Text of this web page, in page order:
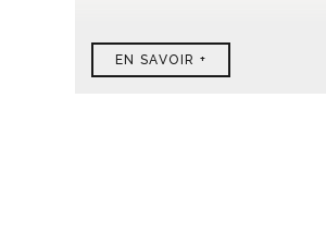
EN SAVOIR +